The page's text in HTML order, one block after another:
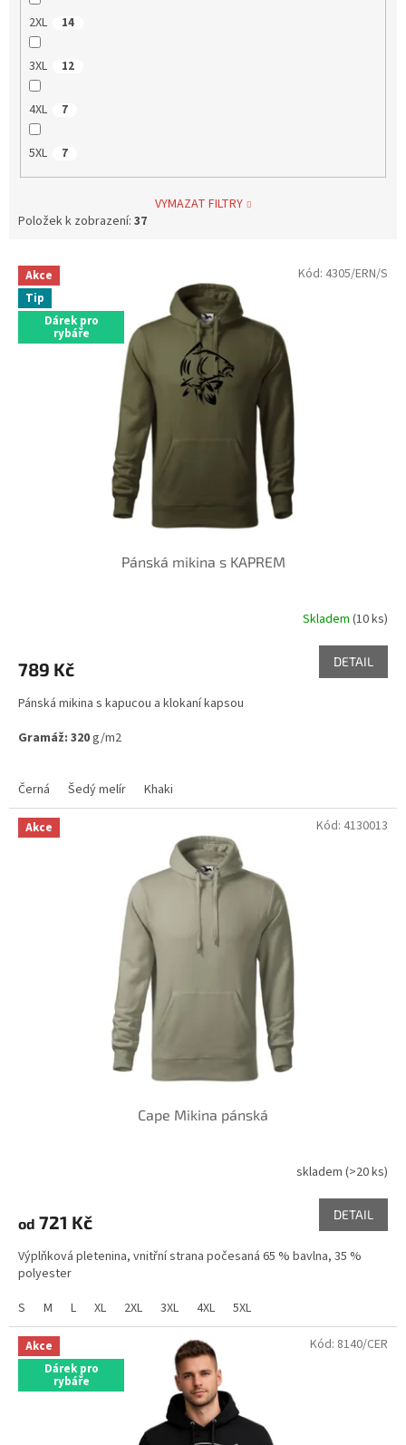
2XL 14
3XL 12
4XL 7
5XL 7
VYMAZAT FILTRY
Položek k zobrazení: 37
V
p
Akce
Tip
Dárek pro
rybáře
Pánská mikina s KAPREM
je
z
hvězdiček.
Skladem(10 ks)
789 Kč DETAIL
Pánská mikina s kapucou a klokaní kapsou
Gramáž: 320g/m2
Černá
Šedý melír Khaki
Kód: 4305/ERN/S
Akce
Cape Mikina pánská
skladem (>20 ks)
od 721 Kč DETAIL
Výplňková pletenina, vnitřní strana počesaná 65 % bavlna, 35 %
polyester
S
M L XL 2XL 3XL 4XL 5XL
Kód: 4130013
Akce
Dárek pro
rybáře
Kód: 8140/CER